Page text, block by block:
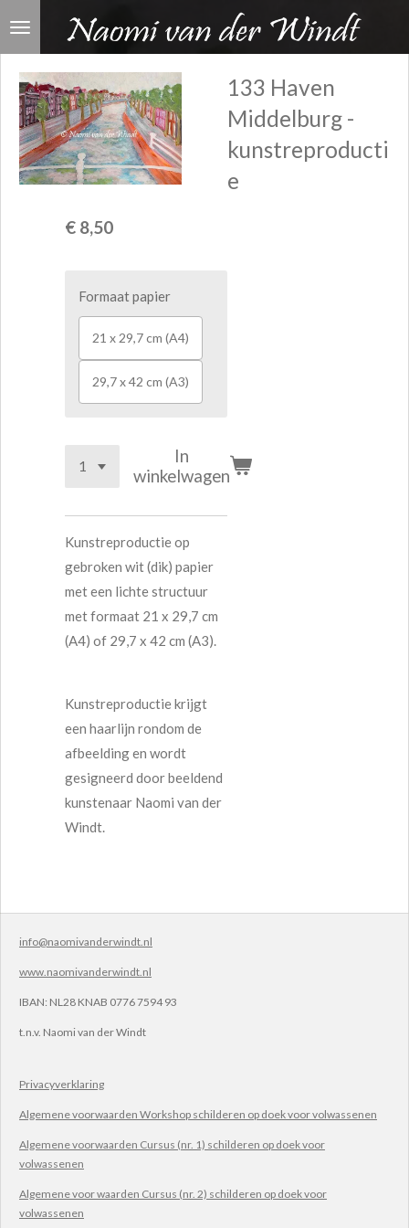
Ga
naar
de
hoofdinhoud
133 Haven
Middelburg -
kunstreproducti
e
€ 8,50
Formaat papier
21 x 29,7 cm (A4)
29,7 x 42 cm (A3)
In
winkelwagen
Kunstreproductie op
gebroken wit (dik) papier
met een lichte structuur
met formaat 21 x 29,7 cm
(A4) of 29,7 x 42 cm (A3).
Kunstreproductie krijgt
een haarlijn rondom de
afbeelding en wordt
gesigneerd door beeldend
kunstenaar Naomi van der
Windt.
info@naomivanderwindt.nl
www.naomivanderwindt.nl
IBAN: NL28 KNAB 0776 7594 93
t.n.v. Naomi van der Windt
Privacyverklaring
Algemene voorwaarden Workshop schilderen op doek voor volwassenen
Algemene voorwaarden Cursus (nr. 1) schilderen op doek voor
volwassenen
Algemene voor waarden Cursus (nr. 2) schilderen op doek voor
volwassenen